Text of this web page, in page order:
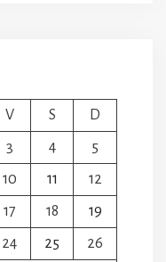
V S
D
3 4
5
10 11
12
17 18
19
24 25
26